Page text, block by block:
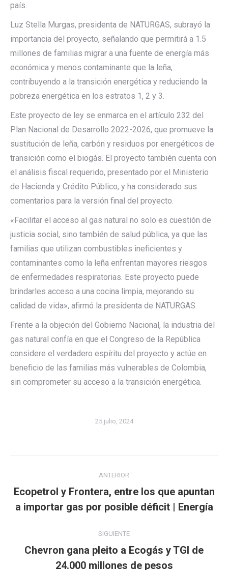
país.
Luz Stella Murgas, presidenta de NATURGAS, subrayó la
importancia del proyecto, señalando que permitirá a 1.5
millones de familias migrar a una fuente de energía más
económica y menos contaminante que la leña,
contribuyendo a la transición energética y reduciendo la
pobreza energética en los estratos 1, 2 y 3.
Este proyecto de ley se enmarca en el artículo 232 del
Plan Nacional de Desarrollo 2022-2026, que promueve la
sustitución de leña, carbón y residuos por energéticos de
transición como el biogás. El proyecto también cuenta con
el análisis fiscal requerido, presentado por el Ministerio
de Hacienda y Crédito Público, y ha considerado sus
comentarios para la versión final del proyecto.
«Facilitar el acceso al gas natural no solo es cuestión de
justicia social, sino también de salud pública, ya que las
familias que utilizan combustibles ineficientes y
contaminantes como la leña enfrentan mayores riesgos
de enfermedades respiratorias. Este proyecto puede
brindarles acceso a una cocina limpia, mejorando su
calidad de vida», afirmó la presidenta de NATURGAS.
Frente a la objeción del Gobierno Nacional, la industria del
gas natural confía en que el Congreso de la República
considere el verdadero espíritu del proyecto y actúe en
beneficio de las familias más vulnerables de Colombia,
sin comprometer su acceso a la transición energética.
25 julio, 2024
entre
publicaciones
ANTERIOR
Publicación
anterior:
Ecopetrol y Frontera, entre los que apuntan
a importar gas por posible déficit | Energía
SIGUIENTE
Publicación
Chevron gana pleito a Ecogás y TGI de
24.000 millones de pesos